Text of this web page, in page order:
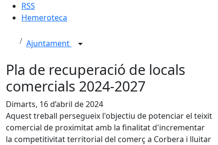
RSS
Hemeroteca
Ajuntament
Pla de recuperació de locals
comercials 2024-2027
Dimarts, 16 d’abril de 2024
Aquest treball persegueix l'objectiu de potenciar el teixit
comercial de proximitat amb la finalitat d'incrementar
la competitivitat territorial del comerç a Corbera i lluitar